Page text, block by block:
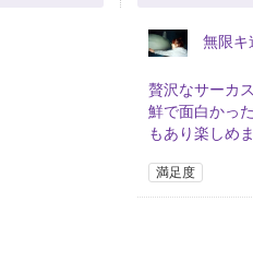
無限キ
贅沢なサーカ
鮮で面白かっ
もあり楽しめ
満足度